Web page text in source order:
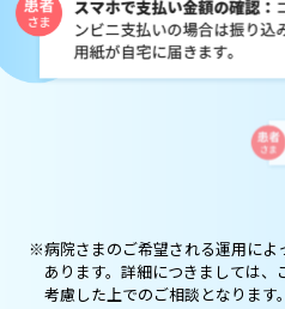
※病院さまのご希望される運用によ
あります。詳細につきましては
考慮した上でのご相談となります。